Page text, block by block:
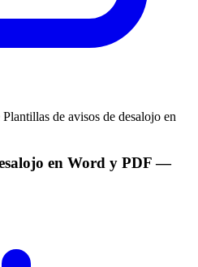
en Word y PDF—